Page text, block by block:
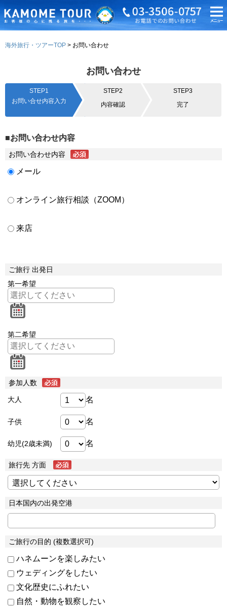
海外旅行・ツアーTOP お問い合わせ
お問い合わせ
STEP1
お問い合せ内容入力
STEP2
内容確認
STEP3
完了
■お問い合わせ内容
お問い合わせ内容
メール
オンライン旅行相談（ZOOM）
来店
ご旅行 出発日
第一希望
第二希望
参加人数
大人 名
子供 名
幼児(2歳未満) 名
旅行先 方面
日本国内の出発空港
ご旅行の目的 (複数選択可)
ハネムーンを楽しみたい
ウェディングをしたい
文化歴史にふれたい
自然・動物を観察したい